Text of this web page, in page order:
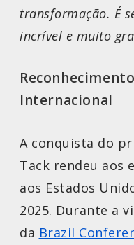
transformação. É
incrível e muito
Internacional
A conquista do
Tack rendeu aos
aos Estados
2025. Durante a
da Brazil